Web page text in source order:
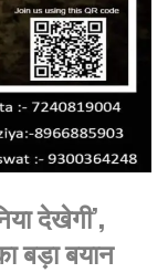
देखेगी’,
बड़ा बयान